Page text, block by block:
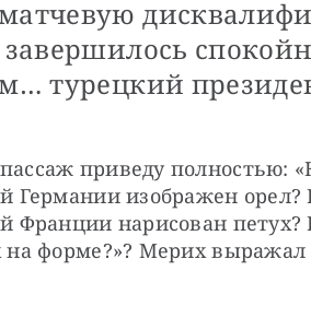
турецкий
приведу полностью:
Германии изображен орел?
Франции нарисован петух?
на форме?»? Мерих выражал